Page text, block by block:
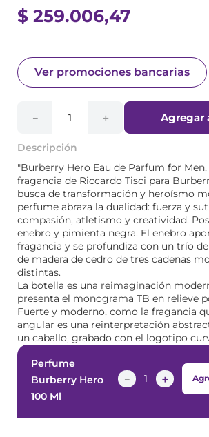
$ 259.006,47
Ver promociones bancarias
＋
－ Agregar
Descripción
"Burberry Hero Eau de Parfum for
fragancia de Riccardo Tisci para
busca de transformación y heroísmo
perfume abraza la dualidad: fuerza y
compasión, atletismo y creatividad.
enebro y pimienta negra. El enebro
fragancia y se profundiza con un trío
de madera de cedro de tres cadenas
distintas.
La botella es una reimaginación
presenta el monograma TB en relieve
Fuerte y moderno, como la fragancia
angular es una reinterpretación
un caballo, grabado con el logotipo
Perfume
Burberry Hero
100 Ml
＋
－